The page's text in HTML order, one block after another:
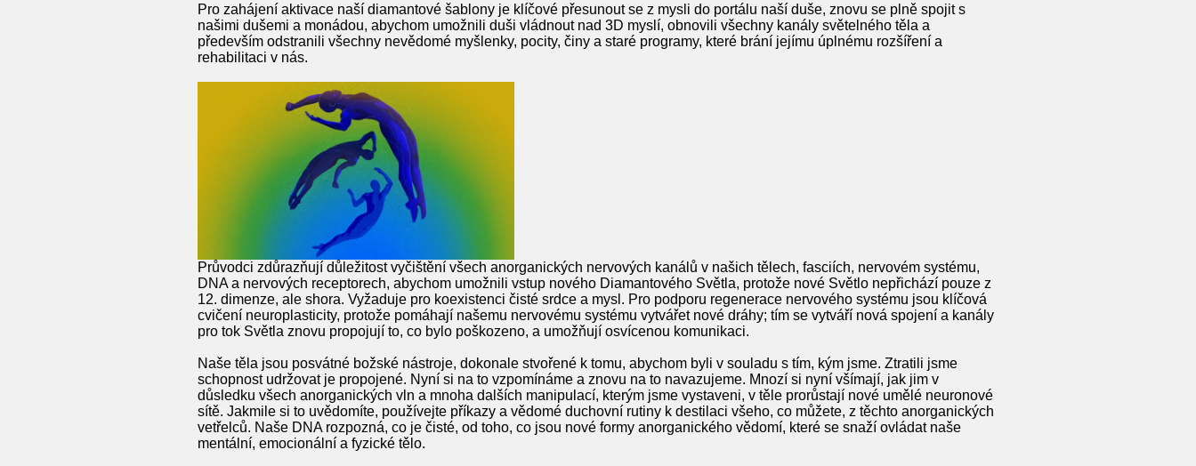
Pro zahájení aktivace naší diamantové šablony je klíčové přesunout se z mysli do portálu naší duše, znovu se plně spojit s
našimi dušemi a monádou, abychom umožnili duši vládnout nad 3D myslí, obnovili všechny kanály světelného těla a
především odstranili všechny nevědomé myšlenky, pocity, činy a staré programy, které brání jejímu úplnému rozšíření a
rehabilitaci v nás.
Průvodci zdůrazňují důležitost vyčištění všech anorganických nervových kanálů v našich tělech, fasciích, nervovém systému,
DNA a nervových receptorech, abychom umožnili vstup nového Diamantového Světla, protože nové Světlo nepřichází pouze z
12. dimenze, ale shora. Vyžaduje pro koexistenci čisté srdce a mysl. Pro podporu regenerace nervového systému jsou klíčová
cvičení neuroplasticity, protože pomáhají našemu nervovému systému vytvářet nové dráhy; tím se vytváří nová spojení a kanály
pro tok Světla znovu propojují to, co bylo poškozeno, a umožňují osvícenou komunikaci.
Naše těla jsou posvátné božské nástroje, dokonale stvořené k tomu, abychom byli v souladu s tím, kým jsme. Ztratili jsme
schopnost udržovat je propojené. Nyní si na to vzpomínáme a znovu na to navazujeme. Mnozí si nyní všímají, jak jim v
důsledku všech anorganických vln a mnoha dalších manipulací, kterým jsme vystaveni, v těle prorůstají nové umělé neuronové
sítě. Jakmile si to uvědomíte, používejte příkazy a vědomé duchovní rutiny k destilaci všeho, co můžete, z těchto anorganických
vetřelců. Naše DNA rozpozná, co je čisté, od toho, co jsou nové formy anorganického vědomí, které se snaží ovládat naše
mentální, emocionální a fyzické tělo.